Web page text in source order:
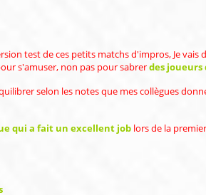
test de ces petits matchs d'impros, Je vais
s'amuser, non pas pour sabrerdes
selon les notes que mes collègues
qui a fait un excellent job lors de la